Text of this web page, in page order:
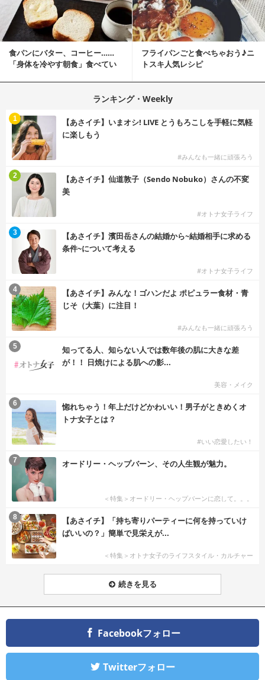
食パンにバター、コーヒー……
「身体を冷やす朝食」食べてい
フライパンごと食べちゃおう♪ニ
トスキ人気レシピ
ランキング・Weekly
【あさイチ】いまオシ! LIVE とうもろこしを手軽に気軽
に楽しもう
#みんなも一緒に頑張ろう
1
【あさイチ】仙道敦子（Sendo Nobuko）さんの不変
美
#オトナ女子ライフ
2
【あさイチ】濱田岳さんの結婚から~結婚相手に求める
条件~について考える
#オトナ女子ライフ
3
【あさイチ】みんな！ゴハンだよ ポピュラー食材・青
じそ（大葉）に注目！
#みんなも一緒に頑張ろう
4
知ってる人、知らない人では数年後の肌に大きな差
が！！ 日焼けによる肌への影...
美容・メイク
5
惚れちゃう！年上だけどかわいい！男子がときめくオ
トナ女子とは？
#いい恋愛したい！
6
オードリー・ヘップバーン、その人生観が魅力。
＜特集＞オードリー・ヘップバーンに恋して。。。
7
【あさイチ】「持ち寄りパーティーに何を持っていけ
ばいいの？」簡単で見栄えが...
＜特集＞オトナ女子のライフスタイル・カルチャー
8
続きを見る
Facebookフォロー
Twitterフォロー